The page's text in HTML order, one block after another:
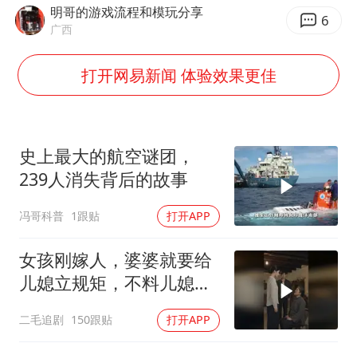
出口禁令驱动有色板块大涨
百花奖开幕式
美股存储板块集体大跌
胡彦斌获《歌手2026》歌王
“今天得有40℃了吧 为啥还不预警”
夯实基础开新局
明哥的游戏流程和模玩分享
广西 6
打开网易新闻 体验效果更佳
史上最大的航空谜团，
239人消失背后的故事
冯哥科普 1跟贴 打开APP
女孩刚嫁人，婆婆就要给
儿媳立规矩，不料儿媳不
二毛追剧 150跟贴 打开APP